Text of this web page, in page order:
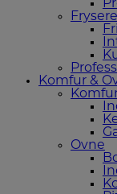
Frysere
Komfur &
Ovne